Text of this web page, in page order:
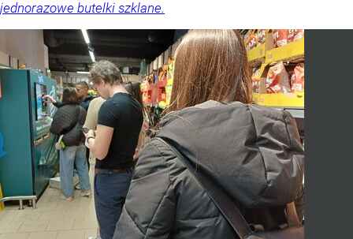
jednorazowe butelki szklane.